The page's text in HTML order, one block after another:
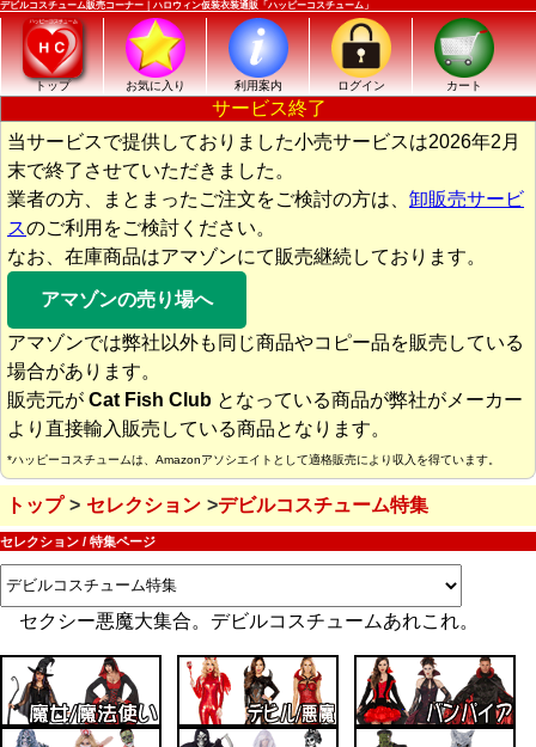
デビルコスチューム販売コーナー｜ハロウィン仮装衣装通販「ハッピーコスチューム」
トップ お気に入り 利用案内 ログイン カート
サービス終了
当サービスで提供しておりました小売サービスは2026年2月
末で終了させていただきました。
業者の方、まとまったご注文をご検討の方は、 卸販売サービ
スのご利用をご検討ください。
なお、在庫商品はアマゾンにて販売継続しております。
アマゾンの売り場へ
アマゾンでは弊社以外も同じ商品やコピー品を販売している
場合があります。
販売元が Cat Fish Club となっている商品が弊社がメーカー
より直接輸入販売している商品となります。
*ハッピーコスチュームは、Amazonアソシエイトとして適格販売により収入を得ています。
トップ セレクション デビルコスチューム特集
セレクション / 特集ページ
セクシー悪魔大集合。デビルコスチュームあれこれ。